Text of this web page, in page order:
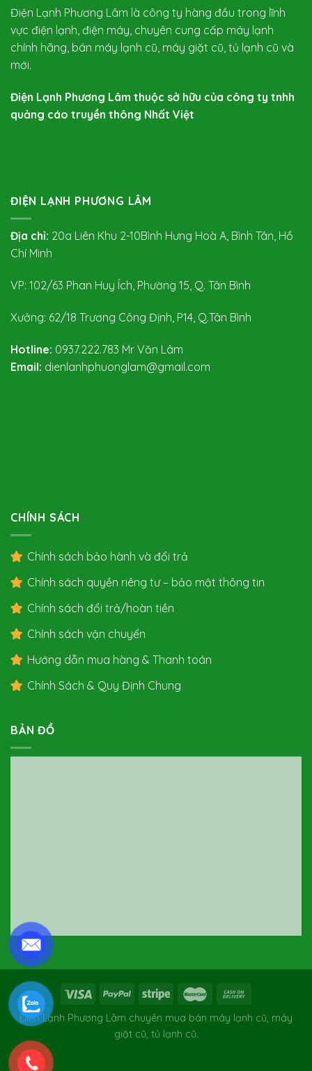
Điện Lạnh Phương Lâm là công ty hàng đầu trong lĩnh
vực điện lạnh, điện máy, chuyên cung cấp máy lạnh
chính hãng, bán máy lạnh cũ, máy giặt cũ, tủ lạnh cũ và
mới.
Điện Lạnh Phương Lâm thuộc sở hữu của công ty tnhh
quảng cáo truyền thông Nhất Việt
ĐIỆN LẠNH PHƯƠNG LÂM
Địa chỉ: 20a Liên Khu 2-10Bình Hưng Hoà A, Bình Tân, Hồ
Chí Minh
VP: 102/63 Phan Huy Ích, Phường 15, Q. Tân Bình
Xưởng: 62/18 Trương Công Định, P14, Q.Tân Bình
Hotline: 0937.222.783 Mr Văn Lâm
Email: dienlanhphuonglam@gmail.com
CHÍNH SÁCH
Chính sách bảo hành và đổi trả
Chính sách quyền riêng tư – bảo mật thông tin
Chính sách đổi trả/hoàn tiền
Chính sách vận chuyển
Hướng dẫn mua hàng & Thanh toán
Chính Sách & Quy Định Chung
BẢN ĐỒ
Điện Lạnh Phương Lâm chuyên mua bán máy lạnh cũ, máy
giặt cũ, tủ lạnh cũ.